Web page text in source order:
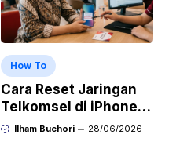
How To
Cara Reset Jaringan
Telkomsel di iPhone
agar Koneksi Stabil
Ilham Buchori 28/06/2026